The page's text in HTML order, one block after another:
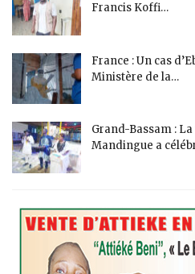
Francis Koffi…
France : Un cas
Ministère de la…
Grand-Bassam :
Mandingue a